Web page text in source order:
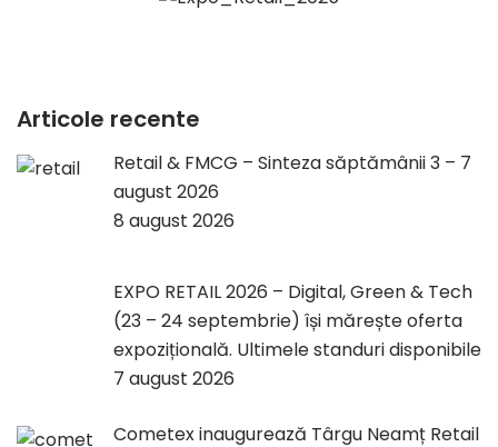
Articole recente
Retail & FMCG – Sinteza săptămânii 3 – 7
august 2026
8 august 2026
EXPO RETAIL 2026 – Digital, Green & Tech
(23 – 24 septembrie) își mărește oferta
expozițională. Ultimele standuri disponibile
7 august 2026
Cometex inaugurează Târgu Neamț Retail